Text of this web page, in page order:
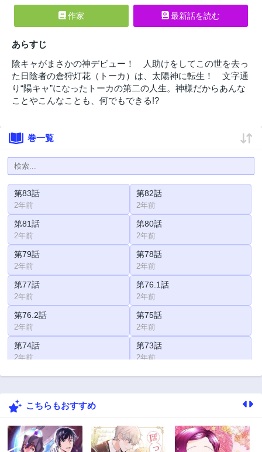
作家 最新話を読む
あらすじ
陰キャがまさかの神デビュー！ 人助けをしてこの世を去っ
た日陰者の倉狩灯花（トーカ）は、太陽神に転生！ 文字通
り“陽キャ”になったトーカの第二の人生。神様だからあんな
ことやこんなことも、何でもできる!?
巻一覧
第83話
2年前
第82話
2年前
第81話
2年前
第80話
2年前
第79話
2年前
第78話
2年前
第77話
2年前
第76.1話
2年前
第76.2話
2年前
第75話
2年前
第74話
2年前
第73話
2年前
第72話 第71話
第70話
第68話
2年前
第67話
2年前
こちらもおすすめ